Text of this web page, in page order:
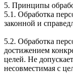
5. Принципы
5.1. Обработка
законной и
5.2. Обработка
достижением
целей. Не
несовместимая с